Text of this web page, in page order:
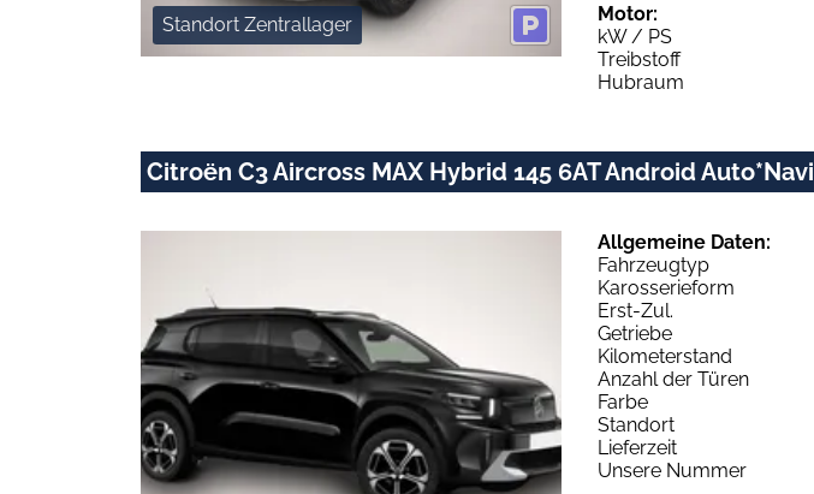
Standort Zentrallager
Motor:
kW / PS
Treibstoff
Hubraum
Citroën C3 Aircross MAX Hybrid 145 6AT Android Auto*Navi
Allgemeine Daten:
Fahrzeugtyp
Karosserieform
Erst-Zul.
Getriebe
Kilometerstand
Anzahl der Türen
Farbe
Standort
Lieferzeit
Unsere Nummer